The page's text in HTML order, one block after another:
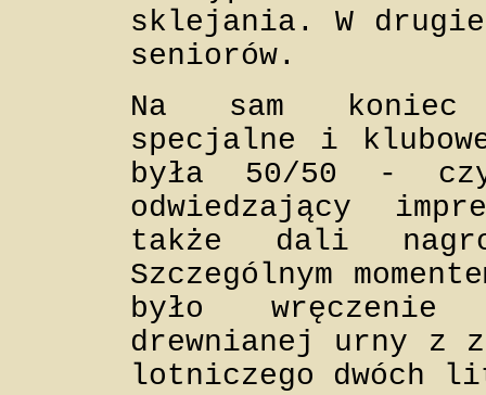
sklejania. W
seniorów.
Na sam koniec
specjalne i
była 50/50 -
odwiedzający
także dali
Szczególnym
było
drewnianej urny z
lotniczego dwóch